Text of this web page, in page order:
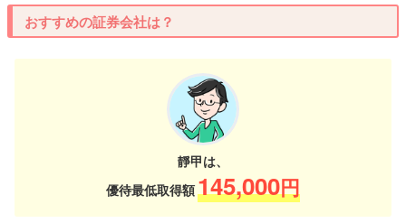
おすすめの証券会社は？
靜甲は、
優待最低取得額145,000円